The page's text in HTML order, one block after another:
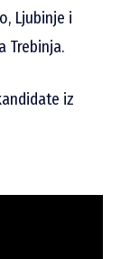
Ljubinje i
Trebinja.
iz